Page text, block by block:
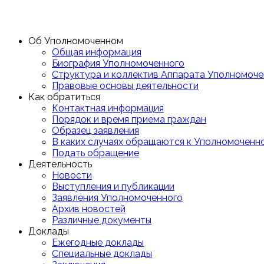
Об Уполномоченном
Общая информация
Биография Уполномоченного
Структура и коллектив Аппарата
Правовые основы деятельности
Как обратиться
Контактная информация
Порядок и время приема граждан
Образец заявления
В каких случаях обращаются к
Подать обращение
Деятельность
Новости
Выступления и публикации
Заявления Уполномоченного
Архив новостей
Различные документы
Доклады
Ежегодные доклады
Специальные доклады